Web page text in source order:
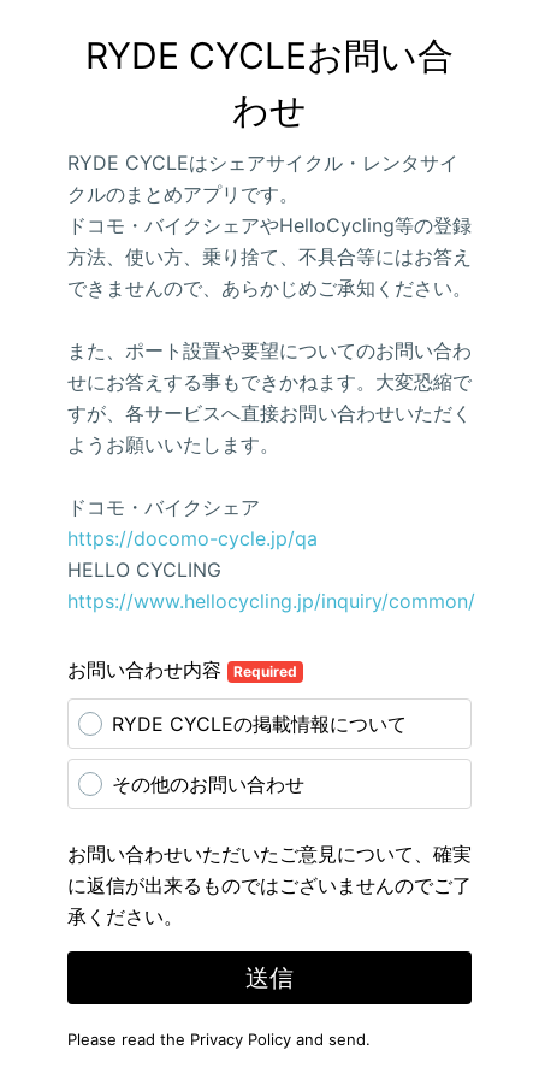
RYDE CYCLEお問い合
わせ
RYDE CYCLEはシェアサイクル・レンタサイ
クルのまとめアプリです。
ドコモ・バイクシェアやHelloCycling等の登録
方法、使い方、乗り捨て、不具合等にはお答え
できませんので、あらかじめご承知ください。
また、ポート設置や要望についてのお問い合わ
せにお答えする事もできかねます。大変恐縮で
すが、各サービスへ直接お問い合わせいただく
ようお願いいたします。
ドコモ・バイクシェア
https://docomo-cycle.jp/qa
HELLO CYCLING
https://www.hellocycling.jp/inquiry/common/
お問い合わせ内容 Required
RYDE CYCLEの掲載情報について
その他のお問い合わせ
お問い合わせいただいたご意見について、確実
に返信が出来るものではございませんのでご了
承ください。
送信
Please read the Privacy Policy and send.